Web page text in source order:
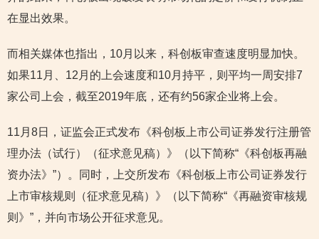
在显出效果。
而相关媒体也指出，10月以来，科创板审查速度明显加快。
如果11月、12月的上会速度和10月持平，则平均一周安排7
家公司上会，截至2019年底，还有约56家企业将上会。
11月8日，证监会正式发布《科创板上市公司证券发行注册管
理办法（试行）（征求意见稿）》（以下简称“《科创板再融
资办法》”）。同时，上交所发布《科创板上市公司证券发行
上市审核规则（征求意见稿）》（以下简称“《再融资审核规
则》”，并向市场公开征求意见。